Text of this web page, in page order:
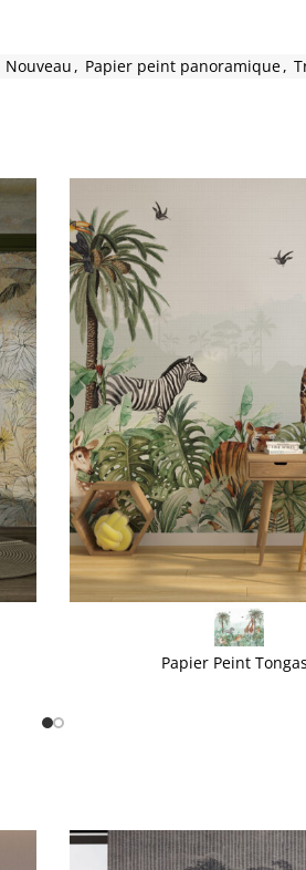
Nouveau , Papier peint panoramique,
Papier Peint